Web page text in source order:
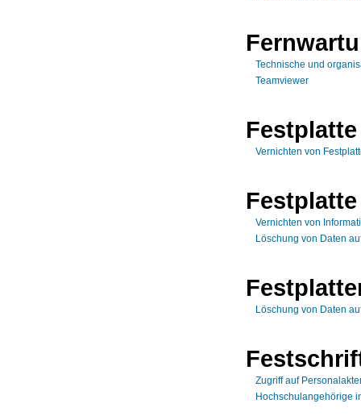
Technische und
Teamviewer
Festplatte
Vernichten von
Vernichten von
Löschung von Daten
Löschung von Daten
Zugriff auf
Hochschulangehörige